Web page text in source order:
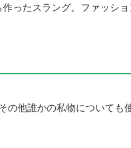
ったスラング。ファッシ
他誰かの私物についても